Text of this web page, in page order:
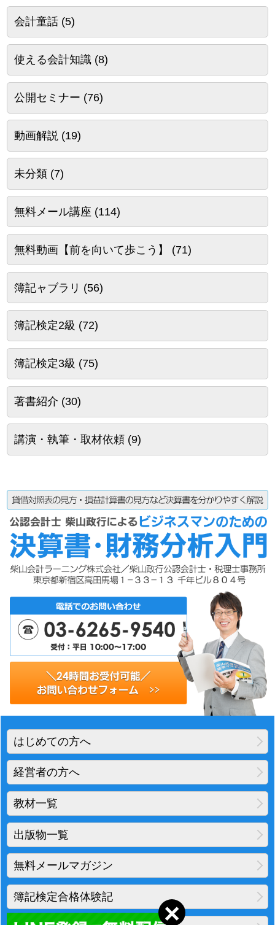
会計童話(5)
使える会計知識(8)
公開セミナー (76)
動画解説(19)
未分類(7)
無料メール講座 (114)
無料動画【前を向いて歩こう】 (71)
簿記ャブラリ (56)
簿記検定2級 (72)
簿記検定3級 (75)
著書紹介 (30)
講演・執筆・取材依頼(9)
はじめての方へ
経営者の方へ
教材一覧
出版物一覧
無料メールマガジン
簿記検定合格体験記